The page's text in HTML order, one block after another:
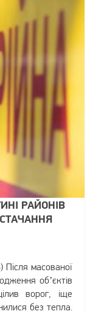
РАЙОНІВ
Після масованої
обʼєктів
ворог, іще
без тепла.